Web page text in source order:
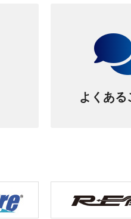
よくある